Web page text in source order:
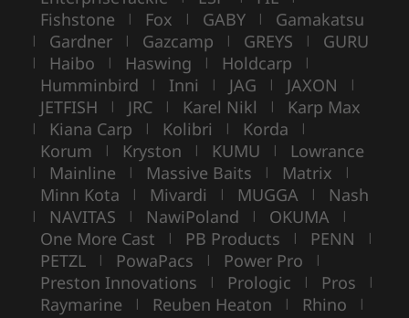
Fishstone | Fox | GABY | Gamakatsu
| Gardner | Gazcamp | GREYS | GURU
| Haibo | Haswing | Holdcarp |
Humminbird | Inni | JAG | JAXON |
JETFISH | JRC | Karel Nikl | Karp Max
| Kiana Carp | Kolibri | Korda |
Korum | Kryston | KUMU | Lowrance
| Mainline | Massive Baits | Matrix |
Minn Kota | Mivardi | MUGGA | Nash
| NAVITAS | NawiPoland | OKUMA |
One More Cast | PB Products | PENN |
PETZL | PowaPacs | Power Pro |
Preston Innovations | Prologic | Pros |
Raymarine | Reuben Heaton | Rhino |